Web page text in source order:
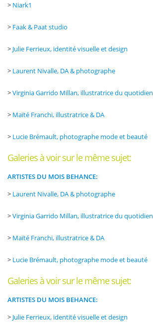
> Niark1
> Faak & Paat studio
> Julie Ferrieux, identité visuelle et design
> Laurent Nivalle, DA & photographe
>Virginia Garrido Millan, illustratrice du quotidien
> Maïté Franchi, illustratrice & DA
> Lucie Brémault, photographe mode et beauté
Galeries à voir sur le même sujet:
ARTISTES DU MOIS BEHANCE:
> Laurent Nivalle, DA & photographe
>Virginia Garrido Millan, illustratrice du quotidien
> Maïté Franchi, illustratrice & DA
> Lucie Brémault, photographe mode et beauté
Galeries à voir sur le même sujet:
ARTISTES DU MOIS BEHANCE:
> Julie Ferrieux, identité visuelle et design